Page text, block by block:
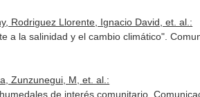
Rodriguez Llorente, Ignacio David, et. al.:
a la salinidad y el cambio climático".
Zunzunegui, M, et. al.:
de interés comunitario.